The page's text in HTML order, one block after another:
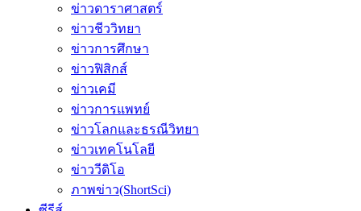
ข่าวดาราศาสตร์
ข่าวชีววิทยา
ข่าวการศึกษา
ข่าวฟิสิกส์
ข่าวเคมี
ข่าวการแพทย์
ข่าวโลกและธรณีวิทยา
ข่าวเทคโนโลยี
ข่าววีดิโอ
ภาพข่าว(ShortSci)